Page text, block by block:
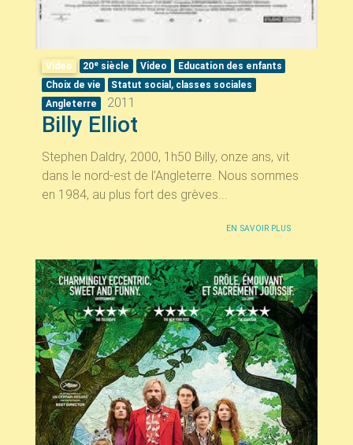
Video 20e siècle Video
Education des enfants
Choix de vie
Statut social, classes sociales
Angleterre
2011
Billy Elliot
Stephen Daldry, 2000, 1h50 Billy, onze ans, vit
dans le nord-est de l’Angleterre. Nous sommes
en 1984, au plus fort des grèves...
EN SAVOIR PLUS